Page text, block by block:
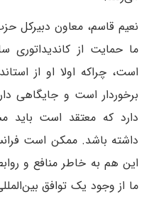
نعیم قاسم، معاون دبیرکل
ما حمایت از کاندیداتوری
است، چراکه اولا او از
برخوردار است و جایگاهی
دارد که معتقد است باید
داشته باشد. ممکن است
این هم به خاطر منافع و
ما از وجود یک توافق